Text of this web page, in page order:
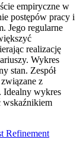
empiryczne w
postępów pracy i
Jego regularne
realizację
Wykres
stan. Zespół
z
Idealny wykres
wskaźnikiem
Refinement